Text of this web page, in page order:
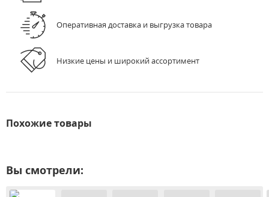
Оперативная доставка и выгрузка товара
Низкие цены и широкий ассортимент
Похожие товары
Вы смотрели: